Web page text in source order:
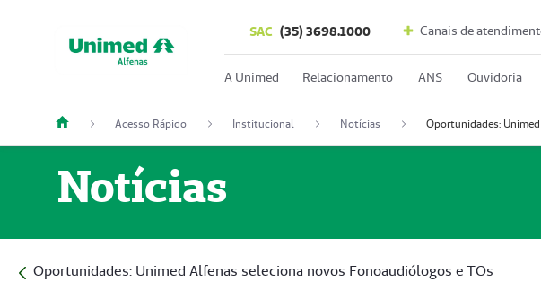
SAC (35) 3698.1000 Canais de
A Unimed Relacionamento ANS Ouvidoria
Acesso Rápido Institucional Notícias
Notícias
Oportunidades: Unimed Alfenas seleciona novos Fonoaudiólogos e TOs